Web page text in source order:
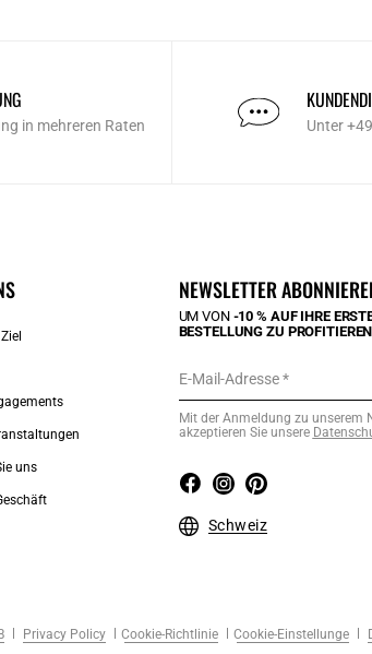
in mehreren Raten Unter
uns
NEWSLETTER
UM VON -10 % AUF IHRE
BESTELLUNG ZU
E-Mail-Adresse
Mit der Anmeldung zu unserem
akzeptieren Sie unsere
Schweiz
Privacy Policy Cookie-Richtlinie Cookie-Einstellunge